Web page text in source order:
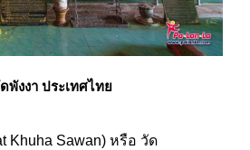
พังงา ประเทศไทย
Khuha Sawan) หรือ วัด